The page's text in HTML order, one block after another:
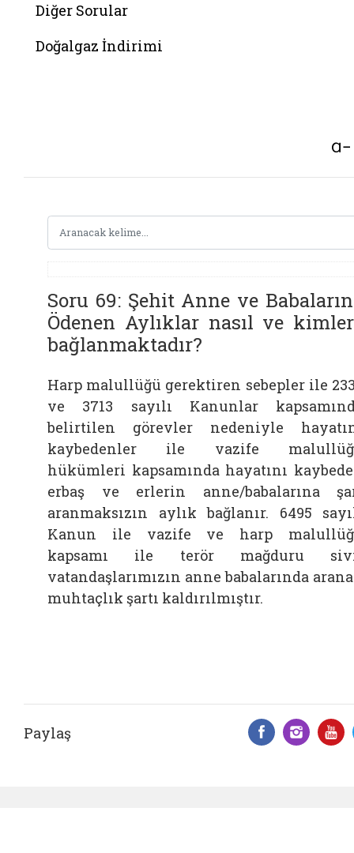
Diğer Sorular
Doğalgaz İndirimi
Soru 69: Şehit Anne ve
Ödenen Aylıklar nasıl ve
bağlanmaktadır?
Harp malullüğü gerektiren sebepler ile
ve 3713 sayılı Kanunlar
belirtilen görevler nedeniyle
kaybedenler ile vazife
hükümleri kapsamında hayatını
erbaş ve erlerin anne/babalarına
aranmaksızın aylık bağlanır. 6495
Kanun ile vazife ve harp
kapsamı ile terör mağduru
vatandaşlarımızın anne babalarında
muhtaçlık şartı kaldırılmıştır.
Paylaş